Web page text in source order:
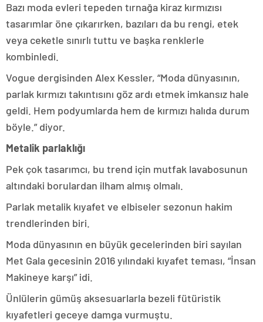
Bazı moda evleri tepeden tırnağa kiraz kırmızısı
tasarımlar öne çıkarırken, bazıları da bu rengi, etek
veya ceketle sınırlı tuttu ve başka renklerle
kombinledi.
Vogue dergisinden Alex Kessler, “Moda dünyasının,
parlak kırmızı takıntısını göz ardı etmek imkansız hale
geldi. Hem podyumlarda hem de kırmızı halıda durum
böyle.” diyor.
Metalik parlaklığı
Pek çok tasarımcı, bu trend için mutfak lavabosunun
altındaki borulardan ilham almış olmalı.
Parlak metalik kıyafet ve elbiseler sezonun hakim
trendlerinden biri.
Moda dünyasının en büyük gecelerinden biri sayılan
Met Gala gecesinin 2016 yılındaki kıyafet teması, “İnsan
Makineye karşı” idi.
Ünlülerin gümüş aksesuarlarla bezeli fütüristik
kıyafetleri geceye damga vurmuştu.